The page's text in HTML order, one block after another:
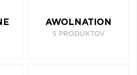
AWOLNATION
5 PRODUKTOV